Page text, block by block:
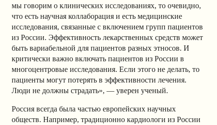
мы говорим о клинических исследованиях, то очевидно,
что есть научная коллаборация и есть медицинские
исследования, связанные с включением групп пациентов
из России. Эффективность лекарственных средств может
быть вариабельной для пациентов разных этносов. И
критически важно включать пациентов из России в
многоцентровые исследования. Если этого не делать, то
пациенты могут потерять в эффективности лечения.
Люди не должны страдать», — уверен ученый.
Россия всегда была частью европейских научных
обществ. Например, традиционно кардиологи из России